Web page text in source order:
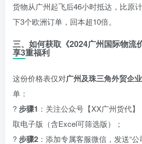
货物从广州起飞后46小时抵达，比原
下3个欧洲订单，回本超10倍。
三、如何获取《2024广州国际物流
享3重福利
这份价格表仅对广州及珠三角外贸企业
单：
?步骤1 ：关注公众号【XX广州货代
取电子版（含Excel可筛选版）；
?步骤2 ：添加专属客服微信，发送“